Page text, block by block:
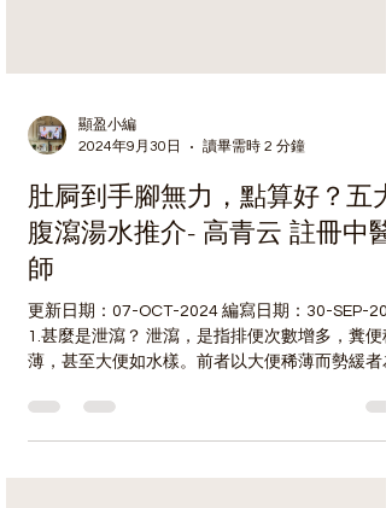
顯盈小編
2024年9月30日
肚屙到手腳無力，點算好？五大
腹瀉湯水推介- 高青云 註冊中醫
師
更新日期：07-OCT-2024 編寫日期：30-SEP-
1.甚麼是泄瀉？ 泄瀉，是指排便次數增多，糞便
甚麼？ 泄瀉是以 排便次數增多 ， 糞便稀薄...